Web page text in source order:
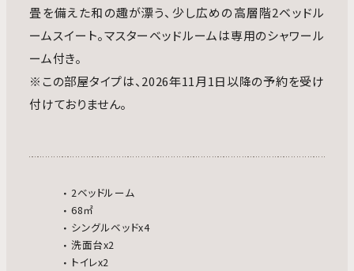
畳を備えた和の趣が漂う、少し広めの高層階2ベッドル
ームスイート。マスターベッドルームは専用のシャワール
ーム付き。
※この部屋タイプは、2026年11月1日以降の予約を受け
付けておりません。
2ベッドルーム
68㎡
シングルベッドx4
洗面台x2
トイレx2